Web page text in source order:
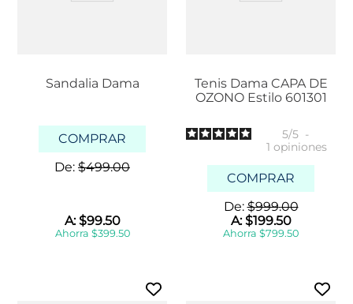
Sandalia Dama
COMPRAR
De: $499.00
A:$99.50
Ahorra $399.50
Tenis Dama CAPA DE
OZONO Estilo 601301
5/5 -
1 opiniones
COMPRAR
De:$999.00
A:$199.50
Ahorra $799.50